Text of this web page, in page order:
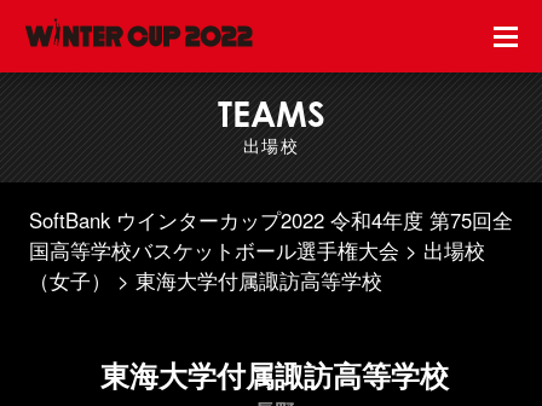
TEAMS
出場校
SoftBank ウインターカップ2022 令和4年度 第75回全
国高等学校バスケットボール選手権大会
出場校
（女子）
東海大学付属諏訪高等学校
東海大学付属諏訪高等学校